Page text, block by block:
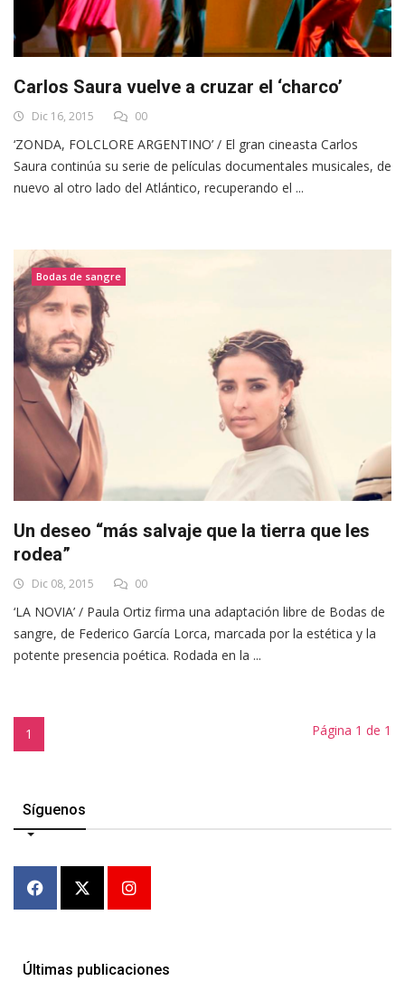
Carlos Saura vuelve a cruzar el ‘charco’
Dic 16, 2015 00
‘ZONDA, FOLCLORE ARGENTINO’ / El gran cineasta Carlos
Saura continúa su serie de películas documentales musicales, de
nuevo al otro lado del Atlántico, recuperando el ...
Bodas de sangre
Un deseo “más salvaje que la tierra que les
rodea”
Dic 08, 2015 00
‘LA NOVIA’ / Paula Ortiz firma una adaptación libre de Bodas de
sangre, de Federico García Lorca, marcada por la estética y la
potente presencia poética. Rodada en la ...
1 Página 1 de 1
Síguenos
Últimas publicaciones